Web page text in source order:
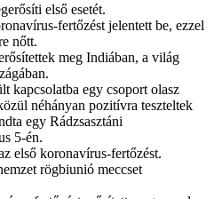
első esetét.
fertőzést jelentett be, ezzel
nőtt.
meg Indiában, a világ
kapcsolatba egy csoport olasz
néhányan pozitívra teszteltek
egy Rádzsasztáni
5-én.
első koronavírus-fertőzést.
rögbiunió meccset